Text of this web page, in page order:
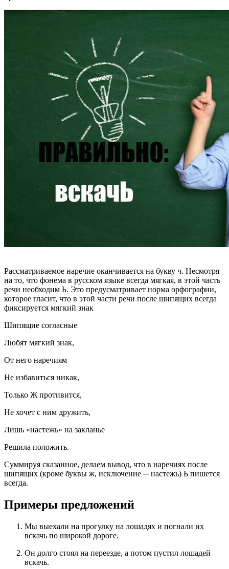
Рассматриваемое наречие оканчивается на букву ч. Несмотря
на то, что фонема в русском языке всегда мягкая, в этой часть
речи необходим Ь. Это предусматривает норма орфографии,
которое гласит, что в этой части речи после шипящих всегда
фиксируется мягкий знак
Шипящие согласные
Любят мягкий знак,
От него наречиям
Не избавиться никак,
Только Ж противится,
Не хочет с ним дружить,
Лишь «настежь» на закланье
Решила положить.
Суммируя сказанное, делаем вывод, что в наречиях после
шипящих (кроме буквы ж, исключение ─ настежь) Ь пишется
всегда.
Примеры предложений
Мы выехали на прогулку на лошадях и погнали их
вскачь по широкой дороге.
Он долго стоял на переезде, а потом пустил лошадей
вскачь.